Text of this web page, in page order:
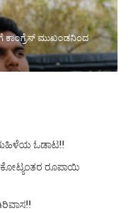
ಕಾಂಗ್ರೆಸ್ ಮುಖಂಡನಿಂದ
ಮಹಿಳೆಯ ಓಡಾಟ!!
ಕೋಟ್ಯಂತರ ರೂಪಾಯಿ